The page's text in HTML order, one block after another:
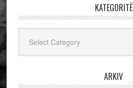
KATEGORITË
ARKIV